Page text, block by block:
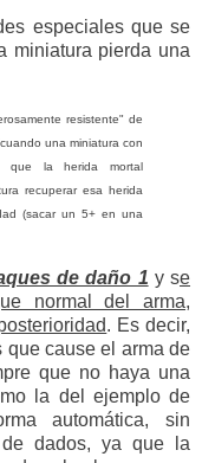
especiales que se
miniatura pierda una
resistente" de
una miniatura con
que la herida mortal
recuperar esa herida
(sacar un 5+ en una
de daño 1 y se
normal del arma,
. Es decir,
que cause el arma de
que no haya una
la del ejemplo de
automática, sin
dados, ya que la